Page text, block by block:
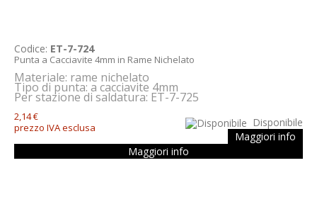
Codice: ET-7-724
Punta a Cacciavite 4mm in Rame Nichelato
Materiale: rame nichelato
Tipo di punta: a cacciavite 4mm
Per stazione di saldatura: ET-7-725
2,14 €
prezzo IVA esclusa
Disponibile
Maggiori info
Maggiori info